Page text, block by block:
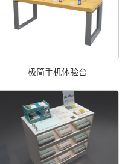
极简手机体验台